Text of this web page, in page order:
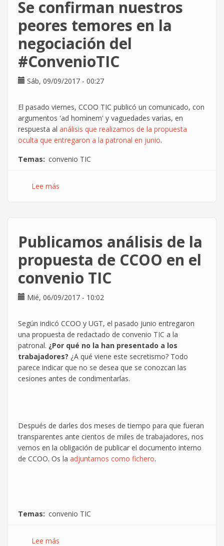
negociación
#ConvenioTIC
Se confirman nuestros
peores temores en la
negociación del
#ConvenioTIC
Sáb, 09/09/2017 - 00:27
El pasado viernes, CCOO TIC publicó un comunicado, con
argumentos 'ad hominem' y vaguedades varias, en
respuesta al análisis que realizamos de la propuesta
oculta que entregaron a la patronal en junio.
Temas
convenio TIC
Lee más
temores
la
negociación
del
#ConvenioTIC
Publicamos análisis de la
propuesta de CCOO en el
convenio TIC
Mié, 06/09/2017 - 10:02
Según indicó CCOO y UGT, el pasado junio entregaron
una propuesta de redactado de convenio TIC a la
patronal. ¿Por qué no la han presentado a los
trabajadores? ¿A qué viene este secretismo? Todo
parece indicar que no se desea que se conozcan las
cesiones antes de condimentarlas.
Después de darles dos meses de tiempo para que fueran
transparentes ante cientos de miles de trabajadores, nos
vemos en la obligación de publicar el documento interno
de CCOO. Os la adjuntamos como fichero.
Temas convenio TIC
Lee más